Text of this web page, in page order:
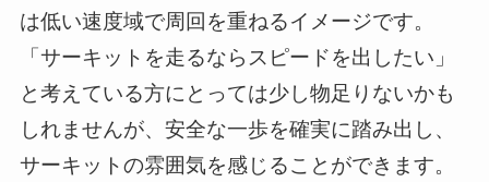
は低い速度域で周回を重ねるイメージです。
「サーキットを走るならスピードを出したい」
と考えている方にとっては少し物足りないかも
しれませんが、安全な一歩を確実に踏み出し、
サーキットの雰囲気を感じることができます。